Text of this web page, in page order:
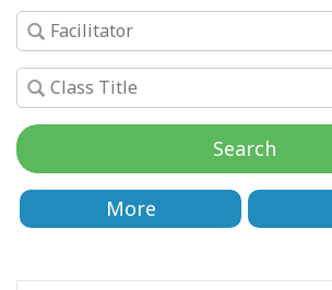
ン
概
要
Search
More